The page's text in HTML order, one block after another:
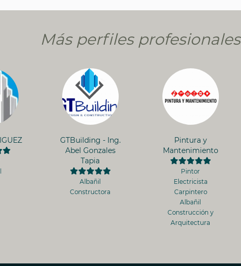
Más perfiles profesionales
GTBuilding - Ing.
Abel Gonzales
Tapia
Albañil
Constructora
Pintura y
Mantenimiento
Pintor
Electricista
Carpintero
Albañil
Construcción y
Arquitectura